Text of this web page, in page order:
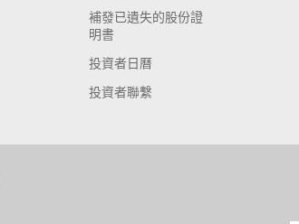
補發已遺失的股份證
明書
投資者日曆
投資者聯繫